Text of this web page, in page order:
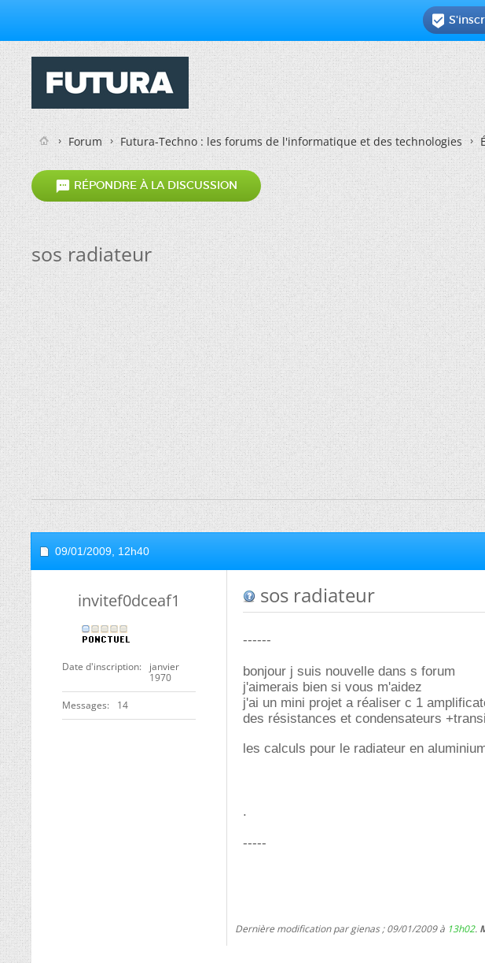

Forum Futura-Techno : les forums de l'informatique et des technologies
 RÉPONDRE À LA DISCUSSION
sos radiateur
09/01/2009, 12h40
invitef0dceaf1
Date d'inscription
janvier
1970
Messages 14
sos radiateur
------
bonjour j suis nouvelle dans s forum
j'aimerais bien si vous m'aidez
j'ai un mini projet a réaliser c 1
des résistances et condensateurs
les calculs pour le radiateur en
.
-----
Dernière modification par gienas ; 09/01/2009 à 13h02.